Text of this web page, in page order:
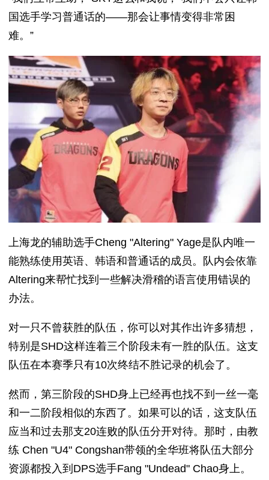
国选手学习普通话的——那会让事情变得非常困
难。”
上海龙的辅助选手Cheng "Altering" Yage是队内唯一
能熟练使用英语、韩语和普通话的成员。队内会依靠
Altering来帮忙找到一些解决滑稽的语言使用错误的
办法。
对一只不曾获胜的队伍，你可以对其作出许多猜想，
特别是SHD这样连着三个阶段未有一胜的队伍。这支
队伍在本赛季只有10次终结不胜记录的机会了。
然而，第三阶段的SHD身上已经再也找不到一丝一毫
和一二阶段相似的东西了。如果可以的话，这支队伍
应当和过去那支20连败的队伍分开对待。那时，由教
练 Chen "U4" Congshan带领的全华班将队伍大部分
资源都投入到DPS选手Fang "Undead" Chao身上。